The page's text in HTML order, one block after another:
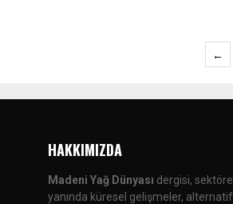
←
HAKKIMIZDA
Madeni Yağ Dünyası dergisi,
yanında küresel gelişmeler,